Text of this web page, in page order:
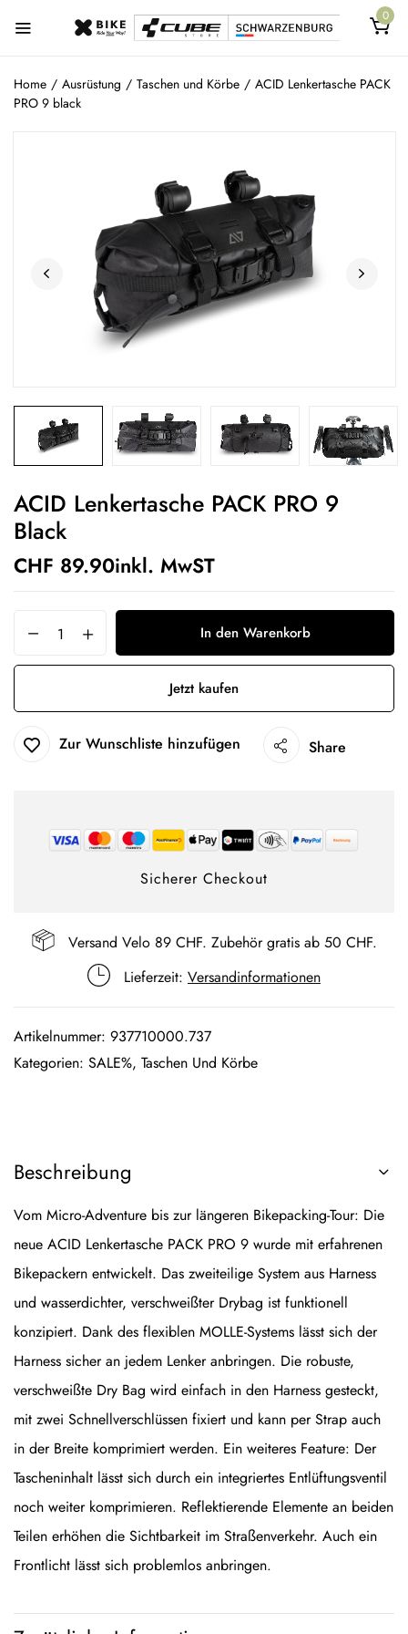
0
Home / Ausrüstung / Taschen und Körbe / ACID Lenkertasche PACK
PRO 9 black
ACID Lenkertasche PACK PRO 9
Black
CHF 89.90inkl. MwST
In den Warenkorb
Jetzt kaufen
Zur Wunschliste hinzufügen Share
Sicherer Checkout
Versand Velo 89 CHF. Zubehör gratis ab 50 CHF.
Lieferzeit: Versandinformationen
Artikelnummer: 937710000.737
Kategorien: SALE%, Taschen Und Körbe
Beschreibung
Vom Micro-Adventure bis zur längeren Bikepacking-Tour: Die
neue ACID Lenkertasche PACK PRO 9 wurde mit erfahrenen
Bikepackern entwickelt. Das zweiteilige System aus Harness
und wasserdichter, verschweißter Drybag ist funktionell
konzipiert. Dank des flexiblen MOLLE-Systems lässt sich der
Harness sicher an jedem Lenker anbringen. Die robuste,
verschweißte Dry Bag wird einfach in den Harness gesteckt,
mit zwei Schnellverschlüssen fixiert und kann per Strap auch
in der Breite komprimiert werden. Ein weiteres Feature: Der
Tascheninhalt lässt sich durch ein integriertes Entlüftungsventil
noch weiter komprimieren. Reflektierende Elemente an beiden
Teilen erhöhen die Sichtbarkeit im Straßenverkehr. Auch ein
Frontlicht lässt sich problemlos anbringen.